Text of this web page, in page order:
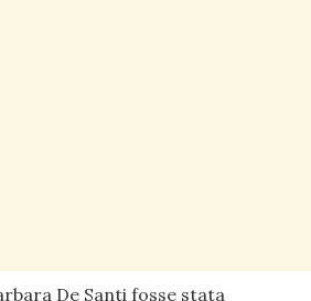
De Santi fosse stata